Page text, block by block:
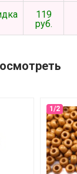
119
руб.